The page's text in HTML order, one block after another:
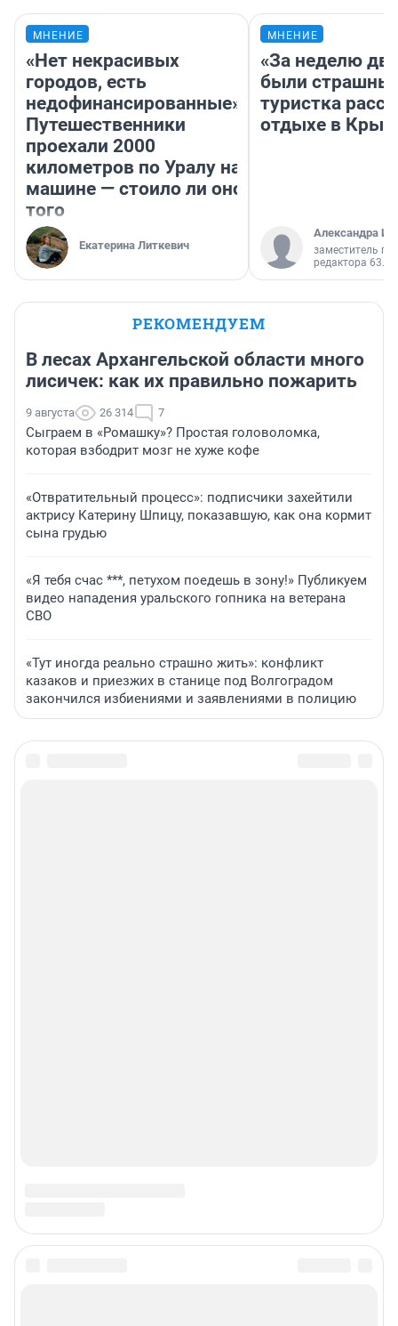
МНЕНИЕ
«Нет некрасивых
городов, есть
недофинансированные».
Путешественники
проехали 2000
километров по Уралу на
машине — стоило ли оно
того
Екатерина Литкевич
МНЕНИЕ
«За неделю
были
туристка
отдыхе в
Александра
заместитель
редактора 63.RU
РЕКОМЕНДУЕМ
В лесах Архангельской области много
лисичек: как их правильно пожарить
9 августа 26 314 7
Сыграем в «Ромашку»? Простая головоломка,
которая взбодрит мозг не хуже кофе
«Отвратительный процесс»: подписчики захейтили
актрису Катерину Шпицу, показавшую, как она кормит
сына грудью
«Я тебя счас ***, петухом поедешь в зону!» Публикуем
видео нападения уральского гопника на ветерана
СВО
«Тут иногда реально страшно жить»: конфликт
казаков и приезжих в станице под Волгоградом
закончился избиениями и заявлениями в полицию